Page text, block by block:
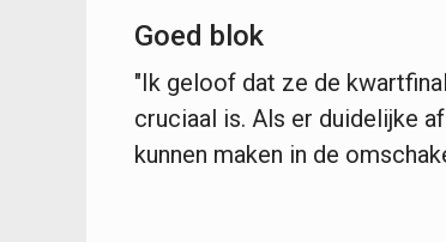
Goed blok
"Ik geloof dat ze de
cruciaal is. Als er duidelijke
kunnen maken in de